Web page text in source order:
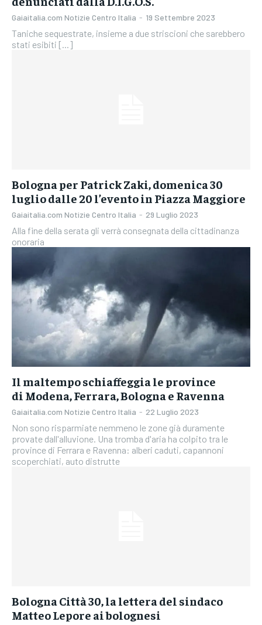
Gaiaitalia.com Notizie Centro Italia - 19 Settembre 2023
Taniche sequestrate, insieme a due striscioni che sarebbero
stati esibiti [...]
Bologna per Patrick Zaki, domenica 30
luglio dalle 20 l’evento in Piazza Maggiore
Gaiaitalia.com Notizie Centro Italia - 29 Luglio 2023
Alla fine della serata gli verrà consegnata della cittadinanza
onoraria
Il maltempo schiaffeggia le province
di Modena, Ferrara, Bologna e Ravenna
Gaiaitalia.com Notizie Centro Italia - 22 Luglio 2023
Non sono risparmiate nemmeno le zone già duramente
provate dall'alluvione. Una tromba d'aria ha colpito tra le
province di Ferrara e Ravenna: alberi caduti, capannoni
scoperchiati, auto distrutte
Bologna Città 30, la lettera del sindaco
Matteo Lepore ai bolognesi